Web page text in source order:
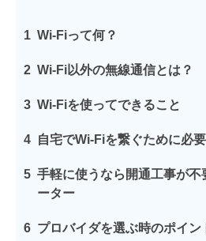
1 Wi-Fiって何？
2 Wi-Fi以外の無線通信とは？
3 Wi-Fiを使ってできること
4 自宅でWi-Fiを繋ぐために必
5 手軽に使うなら開通工事が
ーター
6 プロバイダを選ぶ時のポイン